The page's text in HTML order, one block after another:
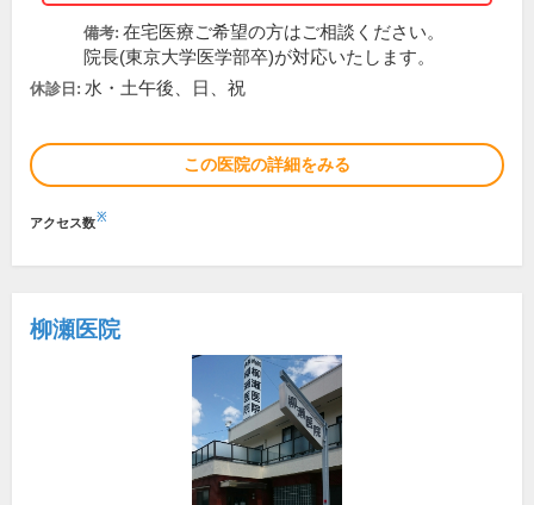
備考: 在宅医療ご希望の方はご相談ください。
院長(東京大学医学部卒)が対応いたします。
休診日: 水・土午後、日、祝
この医院の詳細をみる
アクセス数※
柳瀬医院